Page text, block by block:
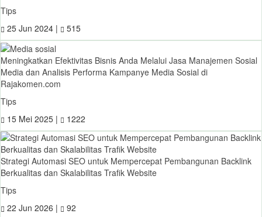
Tips
25 Jun 2024 |
515
Meningkatkan Efektivitas Bisnis Anda Melalui Jasa Manajemen Sosial
Media dan Analisis Performa Kampanye Media Sosial di
Rajakomen.com
Tips
15 Mei 2025 |
1222
Strategi Automasi SEO untuk Mempercepat Pembangunan Backlink
Berkualitas dan Skalabilitas Trafik Website
Tips
22 Jun 2026 |
92